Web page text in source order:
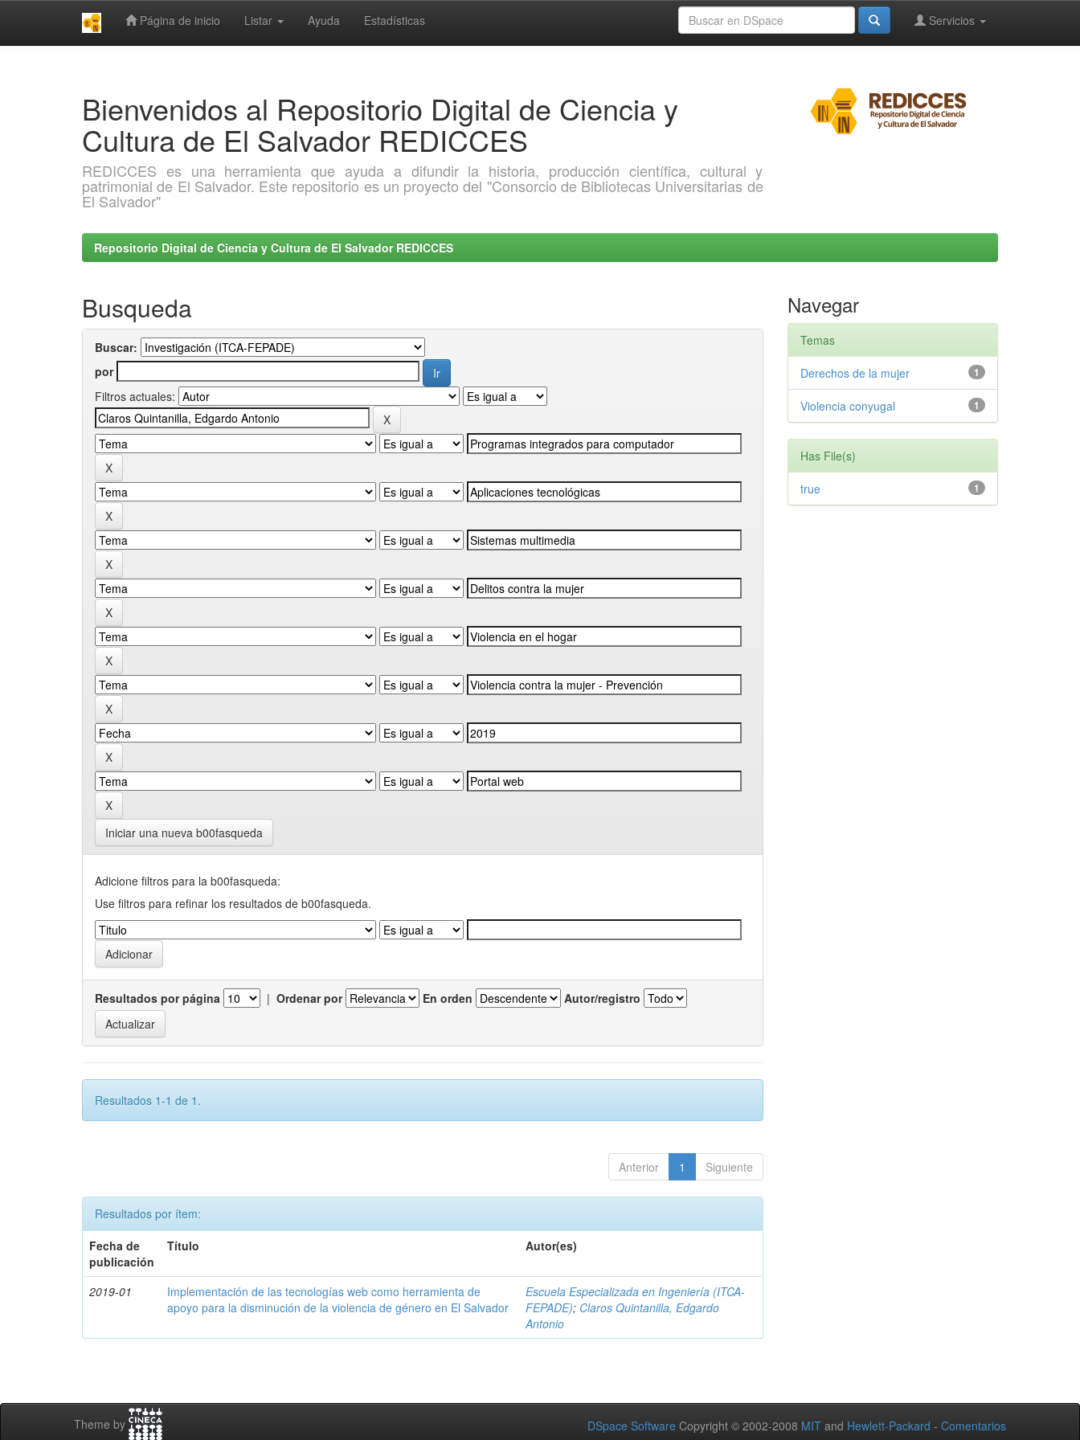
Página de inicio Listar Ayuda Estadísticas Servicios
Bienvenidos al Repositorio Digital de Ciencia y
Cultura de El Salvador REDICCES
REDICCES es una herramienta que ayuda a difundir la historia, producción científica, cultural y
patrimonial de El Salvador. Este repositorio es un proyecto del "Consorcio de Bibliotecas Universitarias de
El Salvador"
Repositorio Digital de Ciencia y Cultura de El Salvador REDICCES
Busqueda
Buscar:
por
Filtros actuales:
Iniciar una nueva b00fasqueda
Adicione filtros para la b00fasqueda:
Use filtros para refinar los resultados de b00fasqueda.
Resultados por página | Ordenar por En orden Autor/registro
Resultados 1-1 de 1.
Anterior 1 Siguiente
Resultados por ítem:
Fecha de
publicación
Título Autor(es)
2019-01
Implementación de las tecnologías web como herramienta de
apoyo para la disminución de la violencia de género en El Salvador
Escuela Especializada en Ingeniería (ITCA-
FEPADE); Claros Quintanilla, Edgardo
Antonio
Navegar
Temas
1
Derechos de la mujer
1
Violencia conyugal
Has File(s)
1
true
Theme by DSpace Software Copyright © 2002-2008 MIT and Hewlett-Packard - Comentarios